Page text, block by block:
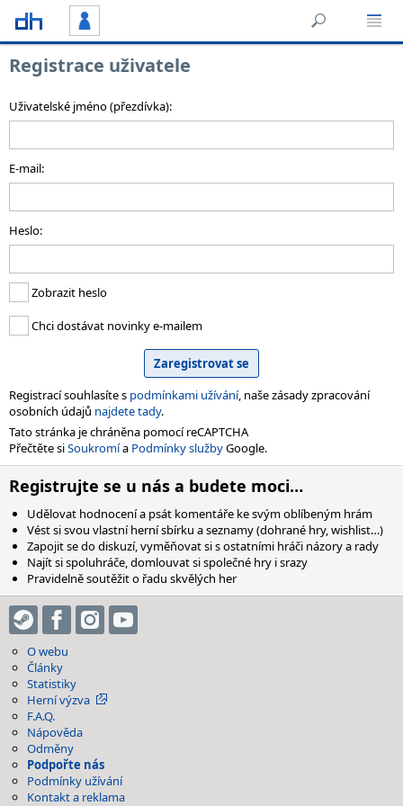
Registrace uživatele
Uživatelské jméno (přezdívka):
E-mail:
Heslo:
Zobrazit heslo
Chci dostávat novinky e-mailem
Registrací souhlasíte s podmínkami užívání, naše zásady zpracování
osobních údajů najdete tady.
Tato stránka je chráněna pomocí reCAPTCHA
Přečtěte siSoukromía Podmínky službyGoogle.
Registrujte se u nás a budete moci…
Udělovat hodnocení a psát komentáře ke svým oblíbeným hrám
Vést si svou vlastní herní sbírku a seznamy (dohrané hry, wishlist…)
Zapojit se do diskuzí, vyměňovat si s ostatními hráči názory a rady
Najít si spoluhráče, domlouvat si společné hry i srazy
Pravidelně soutěžit o řadu skvělých her
O webu
Články
Statistiky
Herní výzva
F.A.Q.
Nápověda
Odměny
Podpořte nás
Podmínky užívání
Kontakt a reklama